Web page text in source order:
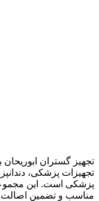
تجهیز گستران ابوریحان
تجهیزات پزشکی،
پزشکی است. این
مناسب و تضمین اصالت